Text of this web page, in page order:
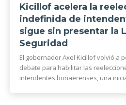
Kicillof acelera la
indefinida de
sigue sin presentar la
Seguridad
El gobernador Axel Kicillof volvió a
debate para habilitar las
intendentes bonaerenses, una